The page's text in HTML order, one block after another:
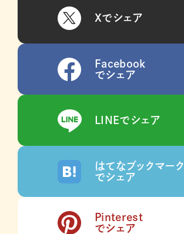
Xでシェア
Facebook
でシェア
LINEでシェア
はてなブックマーク
でシェア
Pinterest
でシェア